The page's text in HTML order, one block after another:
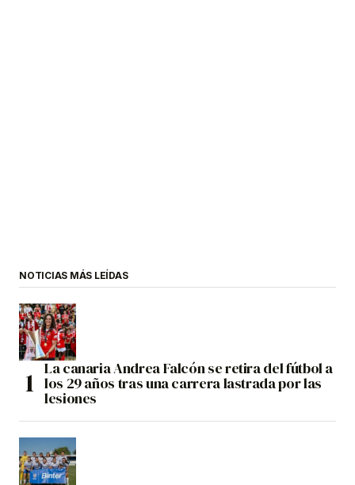
NOTICIAS MÁS LEÍDAS
La canaria Andrea Falcón se retira del fútbol a
los 29 años tras una carrera lastrada por las
lesiones